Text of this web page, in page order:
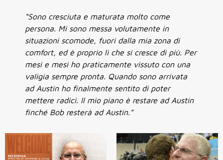
“Sono cresciuta e maturata molto come
persona. Mi sono messa volutamente in
situazioni scomode, fuori dalla mia zona di
comfort, ed è proprio lì che si cresce di più. Per
mesi e mesi ho praticamente vissuto con una
valigia sempre pronta. Quando sono arrivata
ad Austin ho finalmente sentito di poter
mettere radici. Il mio piano è restare ad Austin
finché Bob resterà ad Austin.”